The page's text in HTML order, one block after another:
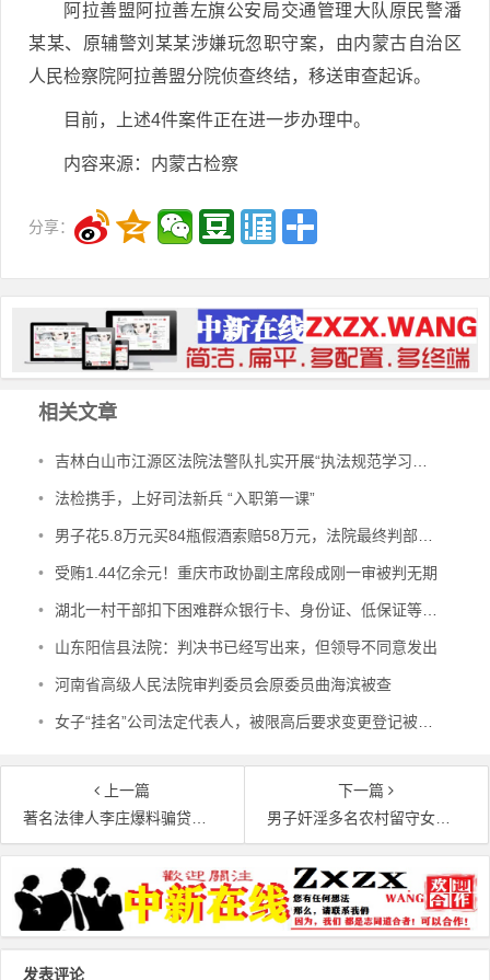
阿拉善盟阿拉善左旗公安局交通管理大队原民警潘
某某、原辅警刘某某涉嫌玩忽职守案，由内蒙古自治区
人民检察院阿拉善盟分院侦查终结，移送审查起诉。
目前，上述4件案件正在进一步办理中。
内容来源：内蒙古检察
分享：
相关文章
• 吉林白山市江源区法院法警队扎实开展“执法规范学习年”活动
• 法检携手，上好司法新兵 “入职第一课”
• 男子花5.8万元买84瓶假酒索赔58万元，法院最终判部分赔偿
• 受贿1.44亿余元！重庆市政协副主席段成刚一审被判无期
• 湖北一村干部扣下困难群众银行卡、身份证、低保证等7年 每年只给村民500元 涉嫌贪污犯罪被查
• 山东阳信县法院：判决书已经写出来，但领导不同意发出
• 河南省高级人民法院审判委员会原委员曲海滨被查
• 女子“挂名”公司法定代表人，被限高后要求变更登记被法院驳回
上一篇
著名法律人李庄爆料骗贷近7000万仅处罚金，法院：不清楚
下一篇
男子奸淫多名农村留守女童被判无期
发表评论